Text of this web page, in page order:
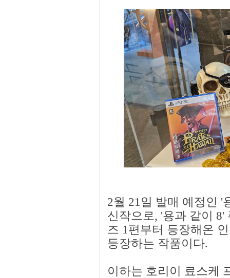
2월 21일 발매 예정인 '
신작으로, '용과 같이
즈 1편부터 등장해온
등장하는 작품이다.
이하는 호리이 료스케